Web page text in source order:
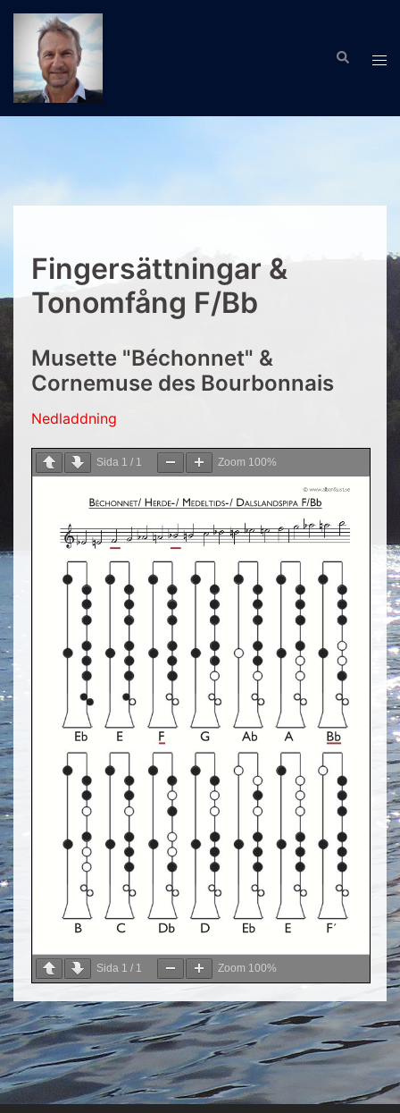
Hoppa
innehåll
Sök
Slå
Fingersättningar &
Tonomfång F/Bb
Musette "Béchonnet" &
Cornemuse des Bourbonnais
Nedladdning
Sida 1 / 1 Zoom 100%
Sida 1 / 1 Zoom 100%